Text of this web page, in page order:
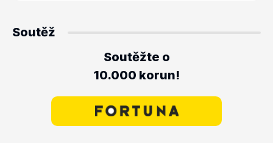
Soutěž
Soutěžte o
10.000 korun!